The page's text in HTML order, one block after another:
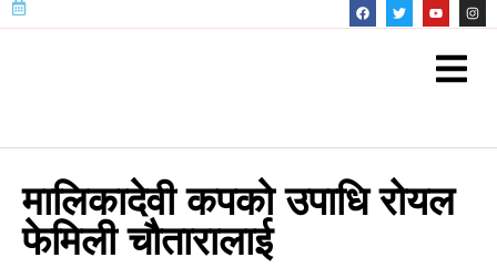
मालिकादेवी कपकाे उपाधि रोयल
फेमिली चौतारालाई